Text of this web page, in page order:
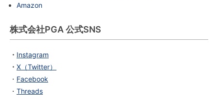
Amazon
株式会社PGA 公式SNS
・ Instagram
・ X（Twitter）
・ Facebook
・ Threads